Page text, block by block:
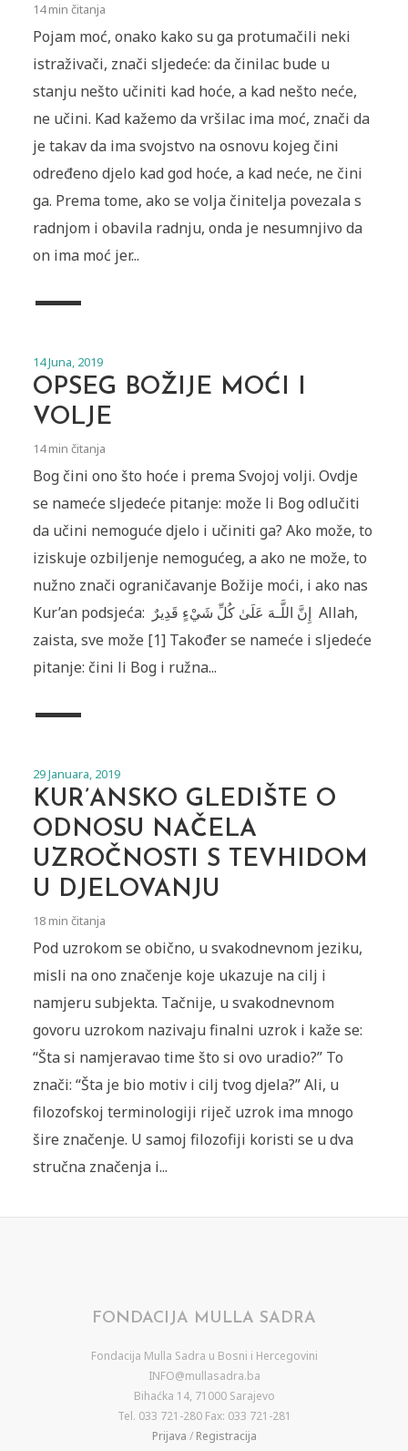
14 min čitanja
Pojam moć, onako kako su ga protumačili neki
istraživači, znači sljedeće: da činilac bude u
stanju nešto učiniti kad hoće, a kad nešto neće,
ne učini. Kad kažemo da vršilac ima moć, znači da
je takav da ima svojstvo na osnovu kojeg čini
određeno djelo kad god hoće, a kad neće, ne čini
ga. Prema tome, ako se volja činitelja povezala s
radnjom i obavila radnju, onda je nesumnjivo da
on ima moć jer...
14 Juna, 2019
OPSEG BOŽIJE MOĆI I
VOLJE
14 min čitanja
Bog čini ono što hoće i prema Svojoj volji. Ovdje
se nameće sljedeće pitanje: može li Bog odlučiti
da učini nemoguće djelo i učiniti ga? Ako može, to
iziskuje ozbiljenje nemogućeg, a ako ne može, to
nužno znači ograničavanje Božije moći, i ako nas
Kur’an podsjeća: إِنَّ اللَّـهَ عَلَىٰ كُلِّ شَيْءٍ قَدِيرٌ Allah,
zaista, sve može [1] Također se nameće i sljedeće
pitanje: čini li Bog i ružna...
29 Januara, 2019
KUR’ANSKO GLEDIŠTE O
ODNOSU NAČELA
UZROČNOSTI S TEVHIDOM
U DJELOVANJU
18 min čitanja
Pod uzrokom se obično, u svakodnevnom jeziku,
misli na ono značenje koje ukazuje na cilj i
namjeru subjekta. Tačnije, u svakodnevnom
govoru uzrokom nazivaju finalni uzrok i kaže se:
“Šta si namjeravao time što si ovo uradio?” To
znači: “Šta je bio motiv i cilj tvog djela?” Ali, u
filozofskoj terminologiji riječ uzrok ima mnogo
šire značenje. U samoj filozofiji koristi se u dva
stručna značenja i...
FONDACIJA MULLA SADRA
Fondacija Mulla Sadra u Bosni i Hercegovini
INFO@mullasadra.ba
Bihaćka 14, 71000 Sarajevo
Tel. 033 721-280 Fax: 033 721-281
Prijava / Registracija